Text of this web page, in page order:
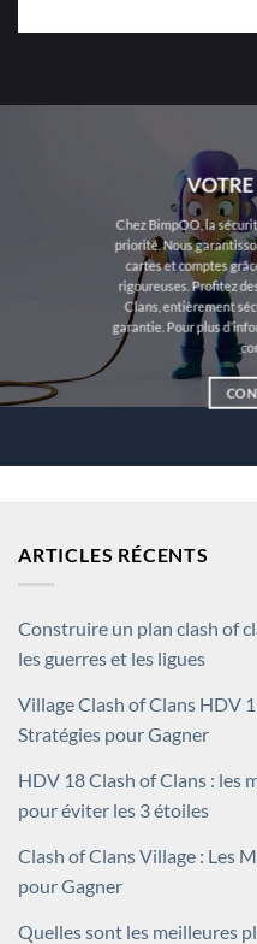
VOTRE
Chez BimpOO, la
priorité. Nous
cartes et comptes
rigoureuses. Profitez
Clans, entièrement
garantie. Pour plus
ARTICLES RÉCENTS
Construire un plan clash of
les guerres et les ligues
Village Clash of Clans HDV
Stratégies pour Gagner
HDV 18 Clash of Clans : les
pour éviter les 3 étoiles
Clash of Clans Village : Les
pour Gagner
Quelles sont les meilleures